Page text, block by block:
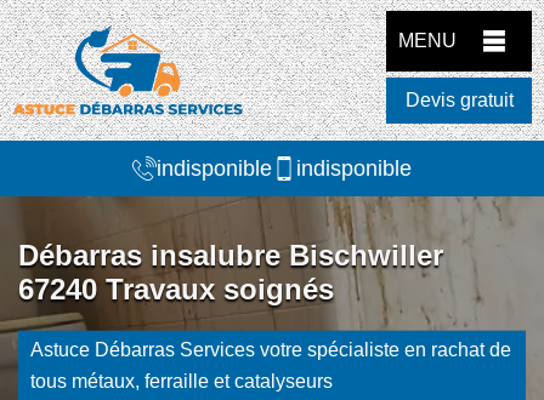
MENU
Devis gratuit
indisponible indisponible
Débarras insalubre Bischwiller
67240 Travaux soignés
Astuce Débarras Services votre spécialiste en rachat de
tous métaux, ferraille et catalyseurs